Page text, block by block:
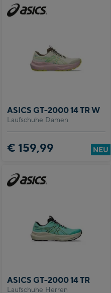
Laufschuhe Damen
ASICS GT-2000 14 TR W
€ 159,99 NEU
Laufschuhe Herren
ASICS GT-2000 14 TR